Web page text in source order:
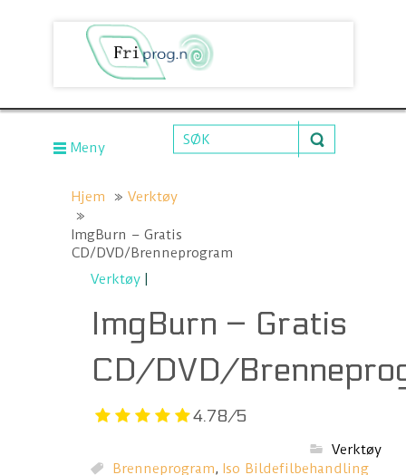
Meny
Hjem Verktøy
ImgBurn – Gratis
CD/DVD/Brenneprogram
Verktøy
ImgBurn – Gratis
CD/DVD/
4.78/5
Verktøy
Brenneprogram,Iso Bildefilbehandling